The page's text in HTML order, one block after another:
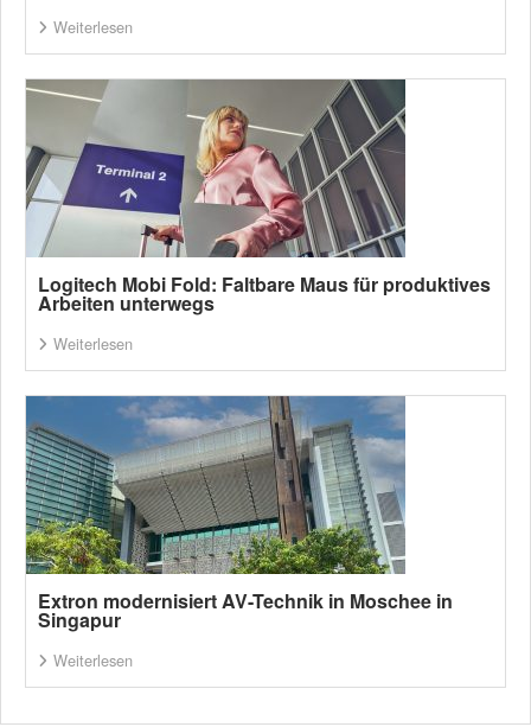
Weiterlesen
Logitech Mobi Fold: Faltbare Maus für produktives
Arbeiten unterwegs
Weiterlesen
Extron modernisiert AV-Technik in Moschee in
Singapur
Weiterlesen